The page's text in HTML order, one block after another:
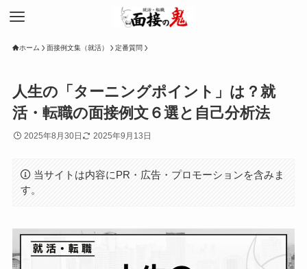
ホーム 面接例文集（就活） 定番質問
人生の「ターニングポイント」は？就
活・転職の面接例文６選と自己分析法
2025年8月30日 2025年9月13日
当サイトは内容にPR・広告・プロモーションを含みま
す。